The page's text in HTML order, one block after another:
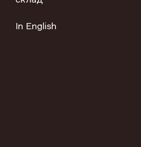
In English